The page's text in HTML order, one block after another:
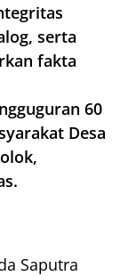
serta
fakta
60
Desa
Saputra